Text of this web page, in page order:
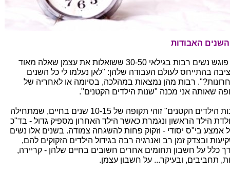
אני פוגש נשים רבות בגילאי 30-50 ששואלות את עצמן שאלה מאוד
בהתייחס לעולם העבודה שלהן: "לאן נעלמו לי כל השנים
רבות מהן נמצאות במהלכה, בסיומה או לאחריה של
שאותה אני מכנה "שנות הילדים הקטנים".
"שנות הילדים הקטנים" זוהי תקופה של 10-15 שנים בחיים, שמתחילה
הילד הראשון ונגמרת כאשר הילד האחרון מספיק גדול - בד"כ
אמצע בי"ס יסודי - וזקוק פחות להשגחה צמודה. בשנים אלו נשים
ובצדק זמן רב ואנרגיה רבה בגידול הילדים הזקוקים להם,
כלל על חשבון תחומים אחרים חשובים בחיים שלהן - קריירה,
תחביבים, ובעיקר... על חשבון עצמן.